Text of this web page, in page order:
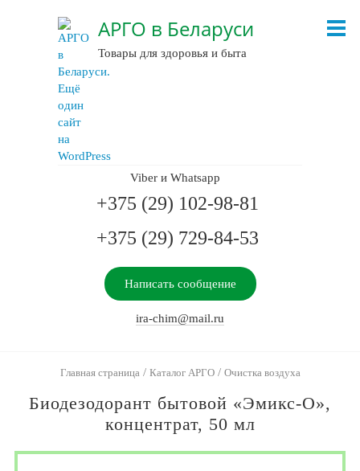
АРГО в Беларуси
Товары для здоровья и быта
Viber и Whatsapp
+375 (29) 102-98-81
+375 (29) 729-84-53
Написать сообщение
ira-chim@mail.ru
Главная страница / Каталог АРГО/ Очистка воздуха
Биодезодорант бытовой «Эмикс-О»,
концентрат, 50 мл